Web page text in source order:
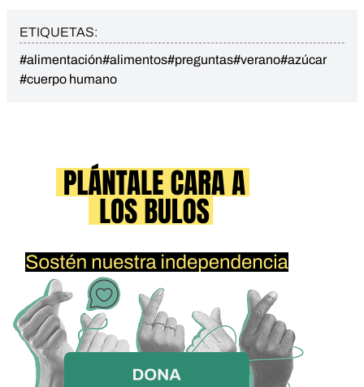
ETIQUETAS:
#alimentación#alimentos#preguntas#verano#azúcar
#cuerpo humano